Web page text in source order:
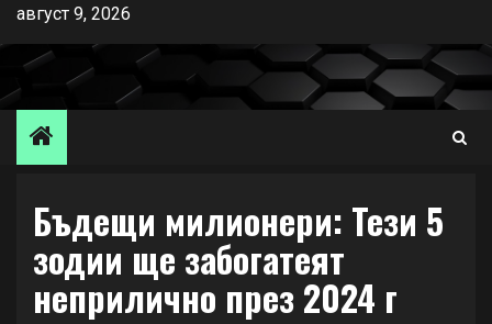
Skip
content
август 9, 2026
Бъдещи милионери: Тези 5
зодии ще забогатеят
неприлично през 2024 г